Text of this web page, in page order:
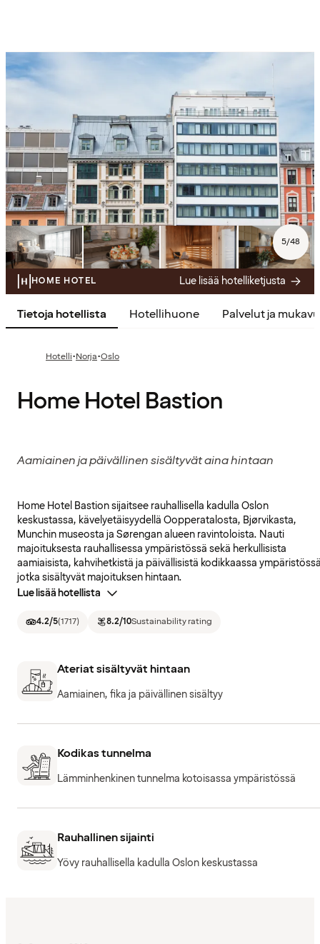
5/48
HOME HOTEL Lue lisää hotelliketjusta
Tietoja hotellista Hotellihuone Palvelut ja
Hotelli·Norja·Oslo
Home Hotel Bastion
Aamiainen ja päivällinen sisältyvät aina hintaan
Home Hotel Bastion sijaitsee rauhallisella kadulla Oslon
keskustassa, kävelyetäisyydellä Oopperatalosta, Bjørvikasta,
Munchin museosta ja Sørengan alueen ravintoloista. Nauti
majoituksesta rauhallisessa ympäristössä sekä herkullisista
aamiaisista, kahvihetkistä ja päivällisistä kodikkaassa
jotka sisältyvät majoituksen hintaan.
Lue lisää hotellista
4.2/5(1717) 8.2/10Sustainability rating
Ateriat sisältyvät hintaan
Aamiainen, fika ja päivällinen sisältyy
Kodikas tunnelma
Lämminhenkinen tunnelma kotoisassa ympäristössä
Rauhallinen sijainti
Yövy rauhallisella kadulla Oslon keskustassa